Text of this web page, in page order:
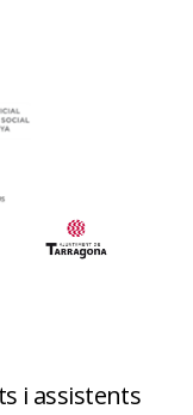
i assistents